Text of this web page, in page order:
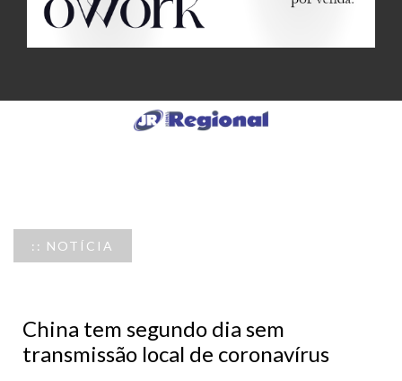
:: NOTÍCIA
China tem segundo dia sem
transmissão local de coronavírus